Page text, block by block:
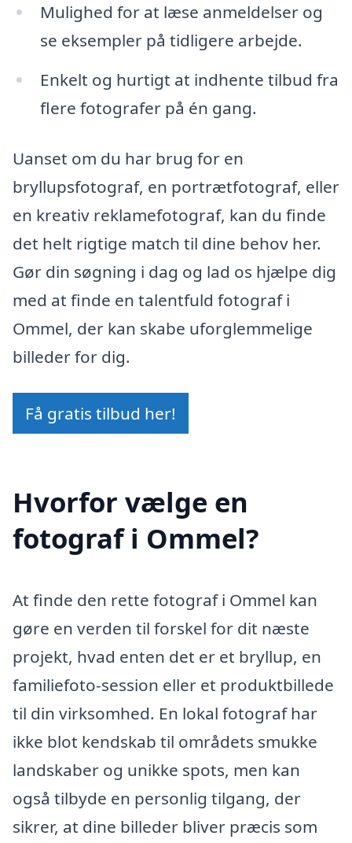
Mulighed for at læse anmeldelser og
se eksempler på tidligere arbejde.
Enkelt og hurtigt at indhente tilbud fra
flere fotografer på én gang.
Uanset om du har brug for en
bryllupsfotograf, en portrætfotograf, eller
en kreativ reklamefotograf, kan du finde
det helt rigtige match til dine behov her.
Gør din søgning i dag og lad os hjælpe dig
med at finde en talentfuld fotograf i
Ommel, der kan skabe uforglemmelige
billeder for dig.
Få gratis tilbud her!
Hvorfor vælge en
fotograf i Ommel?
At finde den rette fotograf i Ommel kan
gøre en verden til forskel for dit næste
projekt, hvad enten det er et bryllup, en
familiefoto-session eller et produktbillede
til din virksomhed. En lokal fotograf har
ikke blot kendskab til områdets smukke
landskaber og unikke spots, men kan
også tilbyde en personlig tilgang, der
sikrer, at dine billeder bliver præcis som